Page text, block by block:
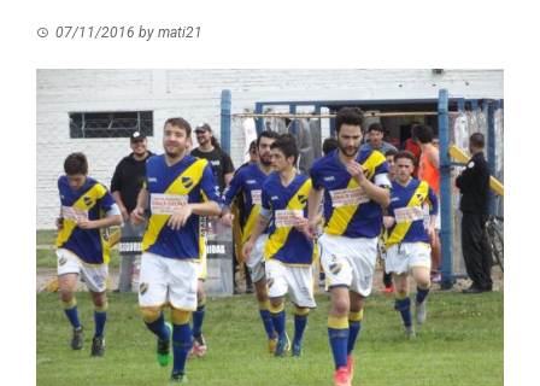
07/11/2016 by mati21